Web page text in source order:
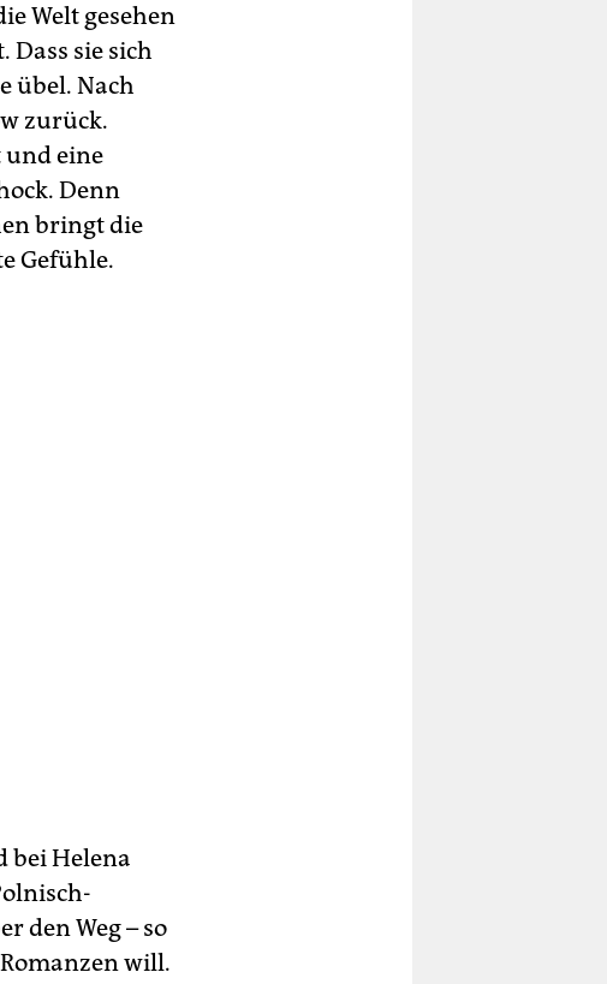
Welt gesehen
sie sich
übel. Nach
zurück.
und eine
Denn
bringt die
Gefühle.
bei Helena
den Weg – so
will.